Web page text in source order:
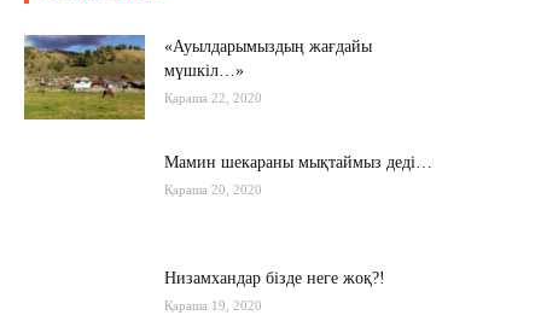
«Ауылдарымыздың жағдайы
мүшкіл…»
Қараша 22, 2020
Мамин шекараны мықтаймыз деді…
Қараша 20, 2020
Низамхандар бізде неге жоқ?!
Қараша 19, 2020